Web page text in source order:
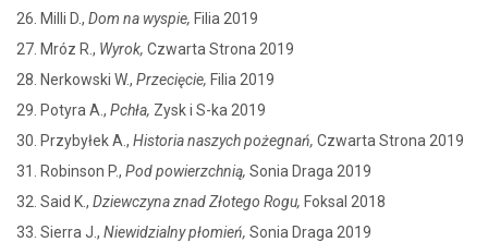
26. Milli D., Dom na wyspie, Filia 2019
27. Mróz R., Wyrok, Czwarta Strona 2019
28. Nerkowski W., Przecięcie, Filia 2019
29. Potyra A., Pchła, Zysk i S-ka 2019
30. Przybyłek A., Historia naszych pożegnań, Czwarta Strona 2019
31. Robinson P., Pod powierzchnią, Sonia Draga 2019
32. Said K., Dziewczyna znad Złotego Rogu, Foksal 2018
33. Sierra J., Niewidzialny płomień, Sonia Draga 2019